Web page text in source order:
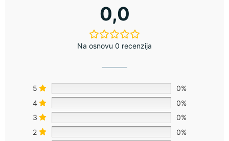
0,0
Na osnovu 0 recenzija
5
0%
4
0%
3
0%
2
0%